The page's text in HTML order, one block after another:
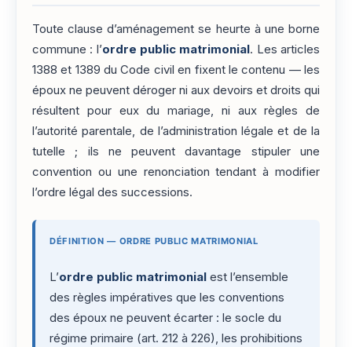
Toute clause d’aménagement se heurte à une borne
commune : l’ordre public matrimonial. Les articles
1388 et 1389 du Code civil en fixent le contenu — les
époux ne peuvent déroger ni aux devoirs et droits qui
résultent pour eux du mariage, ni aux règles de
l’autorité parentale, de l’administration légale et de la
tutelle ; ils ne peuvent davantage stipuler une
convention ou une renonciation tendant à modifier
l’ordre légal des successions.
DÉFINITION — ORDRE PUBLIC MATRIMONIAL
L’ordre public matrimonial est l’ensemble
des règles impératives que les conventions
des époux ne peuvent écarter : le socle du
régime primaire (art. 212 à 226), les prohibitions